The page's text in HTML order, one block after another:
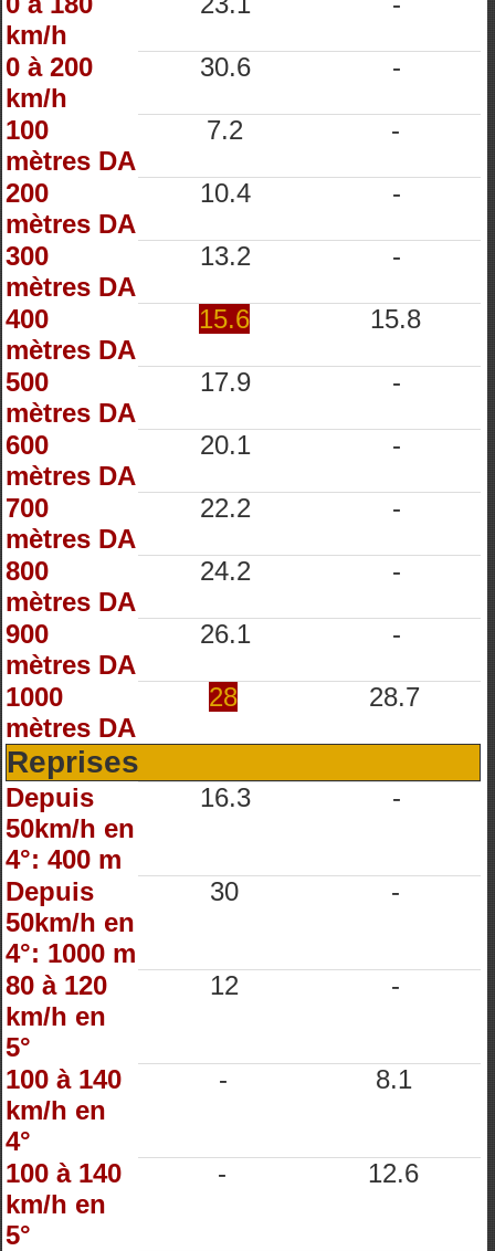
km/h
0 à 200
km/h
30.6 -
100
mètres DA
7.2 -
200
mètres DA
10.4 -
300
mètres DA
13.2 -
400
mètres DA
15.6 15.8
500
mètres DA
17.9 -
600
mètres DA
20.1 -
700
mètres DA
22.2 -
800
mètres DA
24.2 -
900
mètres DA
26.1 -
1000
mètres DA
28 28.7
Reprises
Depuis
50km/h en
4°: 400 m
16.3 -
Depuis
50km/h en
4°: 1000 m
30 -
80 à 120
km/h en
5°
12 -
100 à 140
km/h en
4°
- 8.1
100 à 140
km/h en
5°
- 12.6